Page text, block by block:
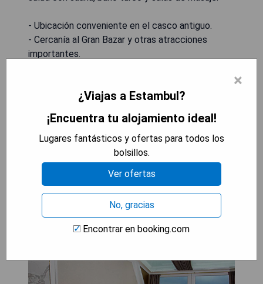
- Ubicación conveniente en el casco antiguo.
- Cercanía al Gran Bazar y otras atracciones
importantes.
- Vistas panorámicas desde el restaurante del
MOSTRAR PRECIOS
Mina Hotel - Special Category:
King Suite with Sea View
×
¿Viajas a Estambul?
¡Encuentra tu alojamiento ideal!
Lugares fantásticos y ofertas para todos los
bolsillos.
Ver ofertas
No, gracias
Encontrar en booking.com